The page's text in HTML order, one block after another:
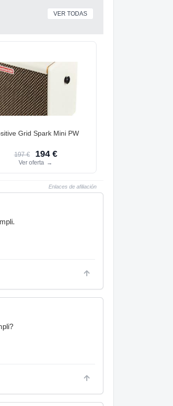
VER TODAS
Grid Spark Mini PW
197 € 194 €
Ver oferta →
Enlaces de afiliación